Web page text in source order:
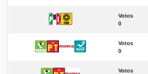
Votos
0
Votos
0
Votos